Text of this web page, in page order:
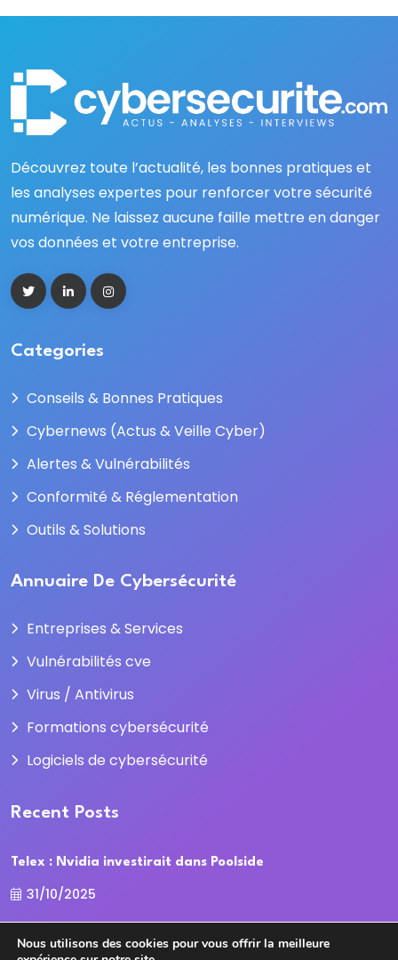
Découvrez toute l’actualité, les bonnes pratiques et
les analyses expertes pour renforcer votre sécurité
numérique. Ne laissez aucune faille mettre en danger
vos données et votre entreprise.
Categories
Conseils & Bonnes Pratiques
Cybernews (Actus & Veille Cyber)
Alertes & Vulnérabilités
Conformité & Réglementation
Outils & Solutions
Annuaire De Cybersécurité
Entreprises & Services
Vulnérabilités cve
Virus / Antivirus
Formations cybersécurité
Logiciels de cybersécurité
Recent Posts
Telex : Nvidia investirait dans Poolside
31/10/2025
La Cour des comptes recadre la
Nous utilisons des cookies pour vous offrir la meilleure